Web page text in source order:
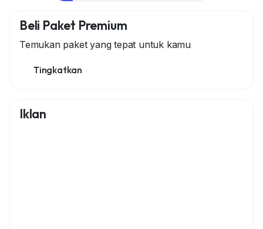
Beli Paket Premium
Temukan paket yang tepat untuk kamu
Tingkatkan
Iklan